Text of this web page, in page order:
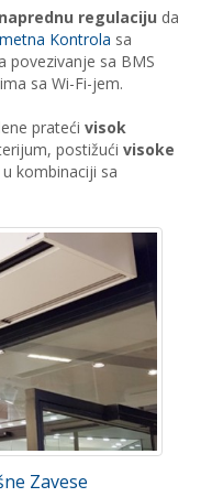
regulaciju da
Kontrola sa
povezivanje sa BMS
sa Wi-Fi-jem.
prateći visok
postižući visoke
u kombinaciji sa
Zavese